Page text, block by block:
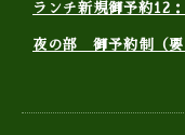
ランチ新規御予約12
夜の部 御予約制（要